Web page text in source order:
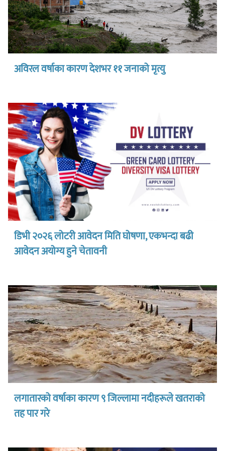
अविरल वर्षाका कारण देशभर ११ जनाको मृत्यु
डिभी २०२६ लोटरी आवेदन मिति घोषणा, एकभन्दा बढी
आवेदन अयोग्य हुने चेतावनी
लगातारको वर्षाका कारण ९ जिल्लामा नदीहरूले खतराको
तह पार गरे